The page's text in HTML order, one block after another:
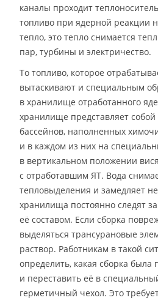
каналы проходит
топливо при ядерной реакции
тепло, это тепло снимается
пар, турбины и электричество.
То топливо, которое
вытаскивают и специальным
в хранилище отработанного
хранилище представляет
бассейнов, наполненных
и в каждом из них на
в вертикальном положении
с отработавшим ЯТ. Вода
тепловыделения и замедляет
хранилища постоянно следят
её составом. Если сборка
выделяться трансурановые
раствор. Работникам в такой
определить, какая сборка была
и переставить её в
герметичный чехол. Это